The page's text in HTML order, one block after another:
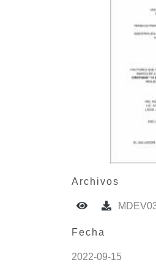
Archivos
Fecha
2022-09-15